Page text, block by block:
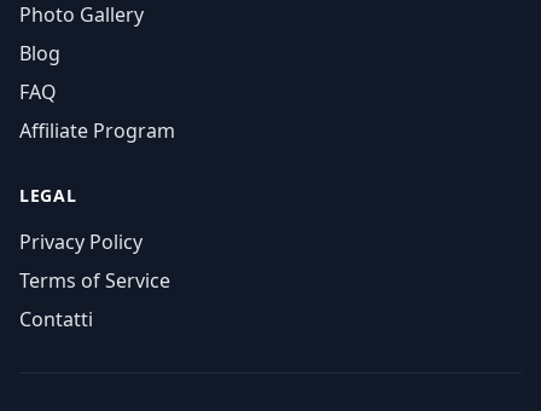
Photo Gallery
Blog
FAQ
Affiliate Program
LEGAL
Privacy Policy
Terms of Service
Contatti